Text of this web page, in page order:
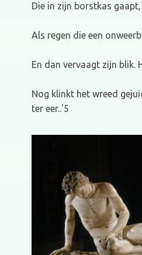
Die in zijn borstkas
Als regen die een
En dan vervaagt zijn blik.
Nog klinkt het wreed
ter eer..'5